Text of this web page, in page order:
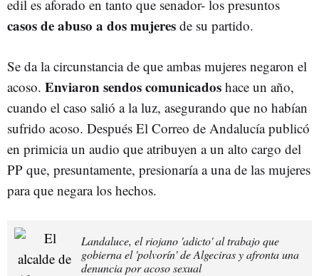
edil es aforado en tanto que senador- los presuntos
casos de abuso a dos mujeres de su partido.
Se da la circunstancia de que ambas mujeres negaron el
acoso. Enviaron sendos comunicados hace un año,
cuando el caso salió a la luz, asegurando que no habían
sufrido acoso. Después El Correo de Andalucía publicó
en primicia un audio que atribuyen a un alto cargo del
PP que, presuntamente, presionaría a una de las mujeres
para que negara los hechos.
Landaluce, el riojano 'adicto' al trabajo que
gobierna el 'polvorín' de Algeciras y afronta una
denuncia por acoso sexual